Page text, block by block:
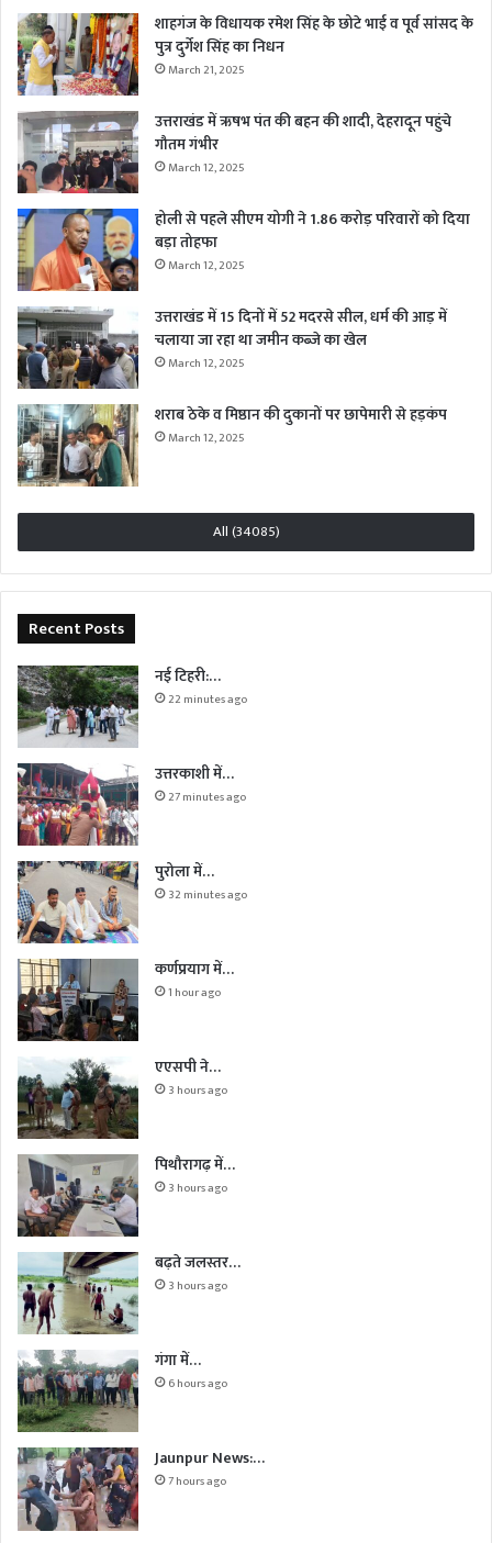
शाहगंज के विधायक रमेश सिंह के छोटे भाई व पूर्व सांसद के
पुत्र दुर्गेश सिंह का निधन
March 21, 2025
उत्तराखंड में ऋषभ पंत की बहन की शादी, देहरादून पहुंचे
गौतम गंभीर
March 12, 2025
होली से पहले सीएम योगी ने 1.86 करोड़ परिवारों को दिया
बड़ा तोहफा
March 12, 2025
उत्तराखंड में 15 दिनों में 52 मदरसे सील, धर्म की आड़ में
चलाया जा रहा था जमीन कब्जे का खेल
March 12, 2025
शराब ठेके व मिष्ठान की दुकानों पर छापेमारी से हड़कंप
March 12, 2025
All (34085)
Recent Posts
नई टिहरी:…
22 minutes ago
उत्तरकाशी में…
27 minutes ago
पुरोला में…
32 minutes ago
कर्णप्रयाग में…
1 hour ago
एएसपी ने…
3 hours ago
पिथौरागढ़ में…
3 hours ago
बढ़ते जलस्तर…
3 hours ago
गंगा में…
6 hours ago
Jaunpur News:…
7 hours ago